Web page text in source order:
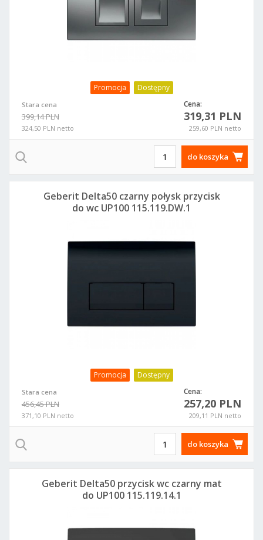
Promocja Dostępny
Stara cena
399,14 PLN
324,50 PLN netto
Cena:
319,31 PLN
259,60 PLN netto
do koszyka
Promocja Dostępny
Stara cena
456,45 PLN
371,10 PLN netto
Cena:
257,20 PLN
209,11 PLN netto
Geberit Delta50 czarny połysk przycisk
do wc UP100 115.119.DW.1
do koszyka
Geberit Delta50 przycisk wc czarny mat
do UP100 115.119.14.1